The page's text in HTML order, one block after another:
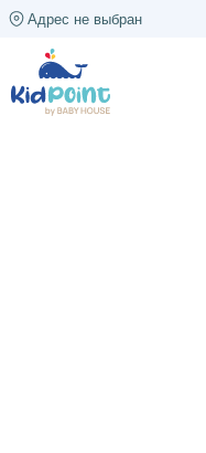
Адрес не выбран